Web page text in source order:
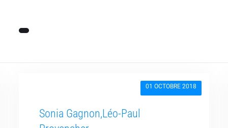
01 OCTOBRE 2018
Sonia Gagnon,Léo-Paul